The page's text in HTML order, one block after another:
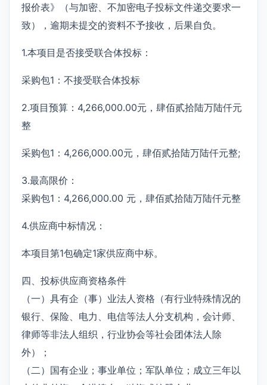
报价表》（与加密、不加密电子投标文件递交要求一
致），逾期未提交的资料不予接收，后果自负。
1.本项目是否接受联合体投标：
采购包1：不接受联合体投标
2.项目预算：4,266,000.00元，肆佰贰拾陆万陆仟元
整
采购包1：4,266,000.00元，肆佰贰拾陆万陆仟元整;
3.最高限价：
采购包1：4,266,000.00 元，肆佰贰拾陆万陆仟元整
4.供应商中标情况：
本项目第1包确定1家供应商中标。
四、投标供应商资格条件
（一）具有企（事）业法人资格（有行业特殊情况的
银行、保险、电力、电信等法人分支机构，会计师、
律师等非法人组织，行业协会等社会团体法人除
外）；
（二）国有企业；事业单位；军队单位；成立三年以